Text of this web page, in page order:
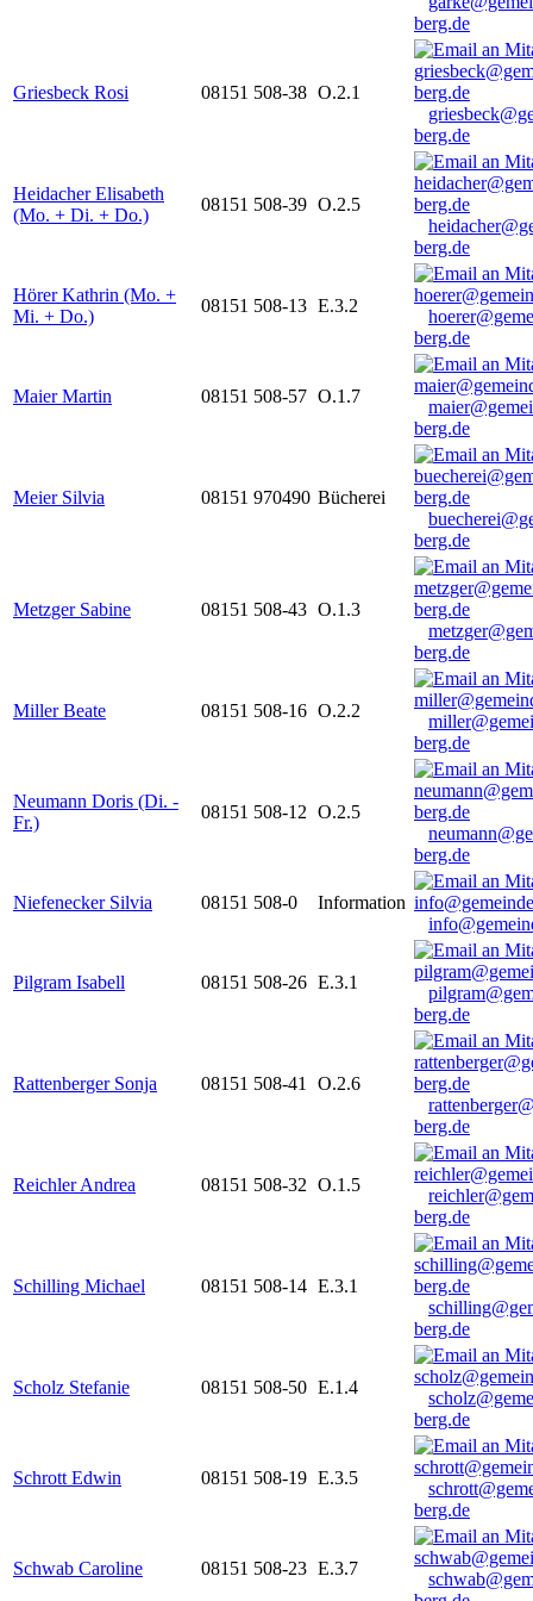
berg.de
Griesbeck Rosi 08151 508-38 O.2.1
berg.de
Heidacher Elisabeth
(Mo. + Di. + Do.)
08151 508-39 O.2.5
berg.de
Hörer Kathrin (Mo. +
Mi. + Do.)
08151 508-13 E.3.2
berg.de
Maier Martin 08151 508-57 O.1.7
berg.de
Meier Silvia 08151 970490 Bücherei
berg.de
Metzger Sabine 08151 508-43 O.1.3
berg.de
Miller Beate 08151 508-16 O.2.2
berg.de
Neumann Doris (Di. -
Fr.)
08151 508-12 O.2.5
berg.de
Niefenecker Silvia 08151 508-0
Information
Pilgram Isabell 08151 508-26 E.3.1
berg.de
Rattenberger Sonja 08151 508-41
O.2.6
berg.de
Reichler Andrea 08151 508-32 O.1.5
berg.de
Schilling Michael 08151 508-14 E.3.1
berg.de
Scholz Stefanie 08151 508-50 E.1.4
berg.de
Schrott Edwin 08151 508-19 E.3.5
berg.de
Schwab Caroline 08151 508-23 E.3.7